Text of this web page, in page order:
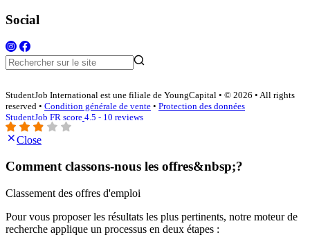
Social
StudentJob International est une filiale de YoungCapital • © 2026 • All rights
reserved • Condition générale de vente • Protection des données
StudentJob FR score 4.5 - 10 reviews
Close
Comment classons-nous les offres&nbsp;?
Classement des offres d'emploi
Pour vous proposer les résultats les plus pertinents, notre moteur de
recherche applique un processus en deux étapes :